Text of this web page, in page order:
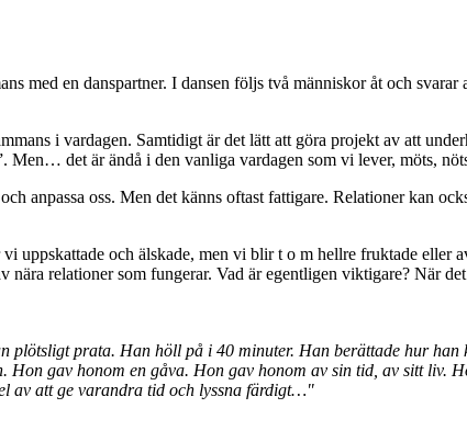
med en danspartner. I dansen följs två människor åt och
i vardagen. Samtidigt är det lätt att göra projekt av att
det är ändå i den vanliga vardagen som vi lever, möts,
anpassa oss. Men det känns oftast fattigare. Relationer kan
uppskattade och älskade, men vi blir t o m hellre fruktade eller
nära relationer som fungerar. Vad är egentligen viktigare? När
prata. Han höll på i 40 minuter. Han berättade hur
gav honom en gåva. Hon gav honom av sin tid, av sitt liv.
av att ge varandra tid och lyssna färdigt…"